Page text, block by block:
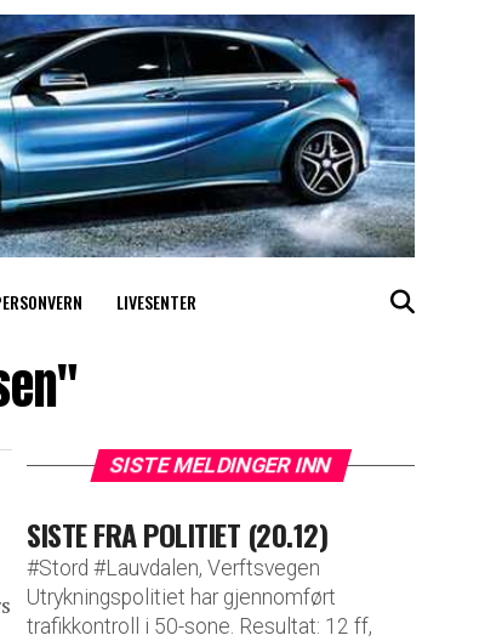
LIVESENTER
SISTE MELDINGER INN
SISTE FRA POLITIET (20.12)
#Stord #Lauvdalen, Verftsvegen
Utrykningspolitiet har gjennomført
trafikkontroll i 50-sone. Resultat: 12 ff,